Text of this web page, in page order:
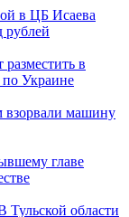
в ЦБ Исаева
рублей
в
по Украине
взорвали машину
главе
Тульской области